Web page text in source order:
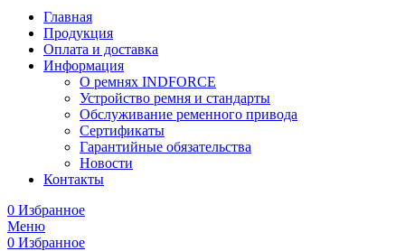
Главная
Продукция
Оплата и доставка
Информация
О ремнях INDFORCE
Устройство ремня и стандарты
Обслуживание ременного привода
Сертификаты
Гарантийные обязательства
Новости
Контакты
0 Избранное
Меню
0 Избранное